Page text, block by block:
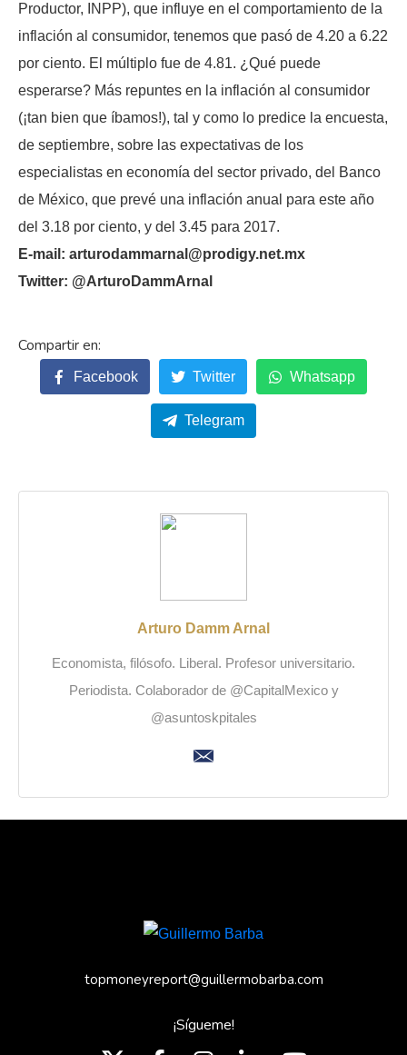
Productor, INPP), que influye en el comportamiento de la
inflación al consumidor, tenemos que pasó de 4.20 a 6.22
por ciento. El múltiplo fue de 4.81. ¿Qué puede
esperarse? Más repuntes en la inflación al consumidor
(¡tan bien que íbamos!), tal y como lo predice la encuesta,
de septiembre, sobre las expectativas de los
especialistas en economía del sector privado, del Banco
de México, que prevé una inflación anual para este año
del 3.18 por ciento, y del 3.45 para 2017.
E-mail: arturodammarnal@prodigy.net.mx
Twitter: @ArturoDammArnal
Facebook Twitter Whatsapp
Telegram
Arturo Damm Arnal
Economista, filósofo. Liberal. Profesor universitario.
Periodista. Colaborador de @CapitalMexico y
@asuntoskpitales
topmoneyreport@guillermobarba.com
¡Sígueme!